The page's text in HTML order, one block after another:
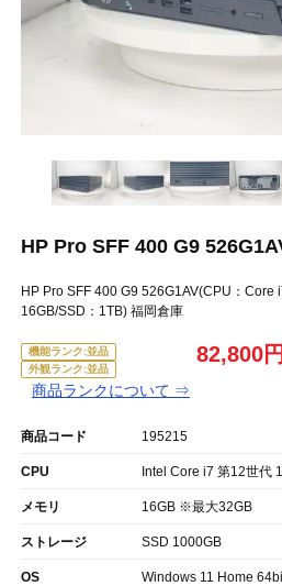
HP Pro SFF 400 G9
HP Pro SFF 400 G9 526G1AV(CPU：Core
16GB/SSD：1TB) 福岡倉庫
機能ランク:並品
外観ランク:並品
商品ランクについて ⇒
82,800円
商品コード 195215
CPU Intel Core i7 第12世代
メモリ 16GB ※最大32GB
ストレージ SSD 1000GB
OS Windows 11 Home